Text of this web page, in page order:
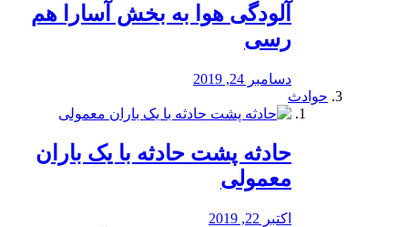
آلودگی هوا به بخش آسارا هم
رسی
دسامبر 24, 2019
حوادث
️حادثه پشت حادثه با یک باران
معمولی
اکتبر 22, 2019